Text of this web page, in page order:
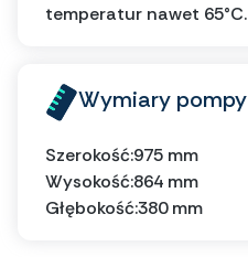
temperatur nawet 65°C.
Wymiary pompy
Szerokość:975 mm
Wysokość:864 mm
Głębokość:380 mm